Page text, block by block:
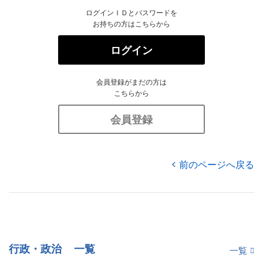
ログインＩＤとパスワードを
お持ちの方はこちらから
ログイン
会員登録がまだの方は
こちらから
会員登録
前のページへ戻る
行政・政治 一覧 一覧